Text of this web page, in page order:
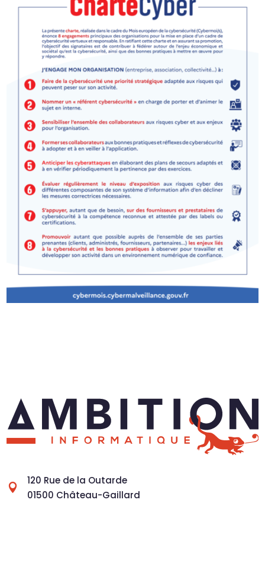

120 Rue de la Outarde
01500 Château-Gaillard